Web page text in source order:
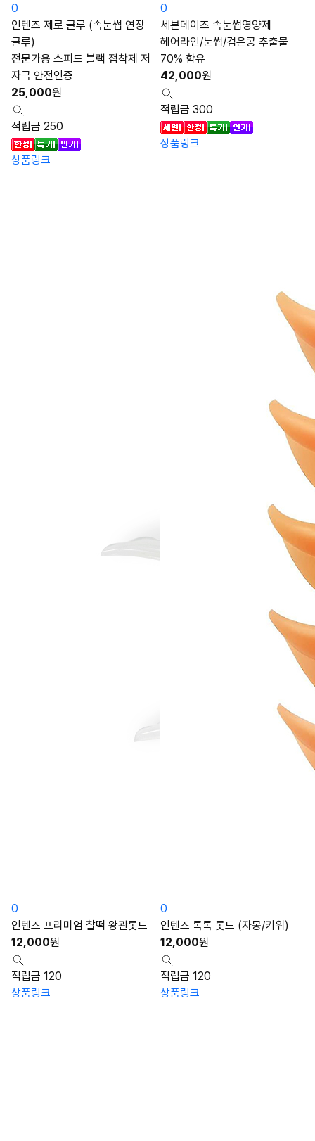
0
인텐즈 제로 글루 (속눈썹 연장
글루)
전문가용 스피드 블랙 접착제 저
자극 안전인증
25,000원
적립금 250
상품링크
0
세븐데이즈 속눈썹영양제
헤어라인/눈썹/검은콩 추출물
70% 함유
42,000원
적립금 300
상품링크
0
인텐즈 프리미엄 찰떡 왕관롯드
12,000원
적립금 120
상품링크
0
인텐즈 톡톡 롯드 (자몽/키위)
12,000원
적립금 120
상품링크